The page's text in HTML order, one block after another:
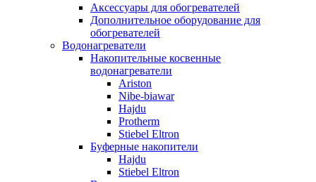
Аксессуары для обогревателей
Дополнительное оборудование для
обогревателей
Водонагреватели
Накопительные косвенные
водонагреватели
Ariston
Nibe-biawar
Hajdu
Protherm
Stiebel Eltron
Буферные накопители
Hajdu
Stiebel Eltron